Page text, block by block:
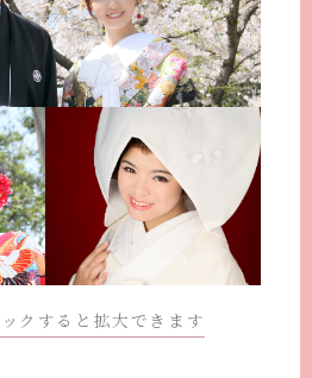
クすると拡大できます